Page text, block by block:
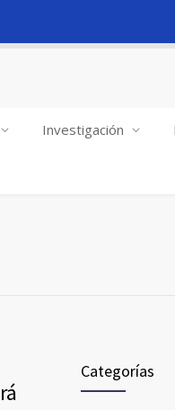
Investigación
Categorías